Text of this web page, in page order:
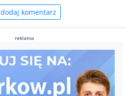
dodaj komentarz
reklama